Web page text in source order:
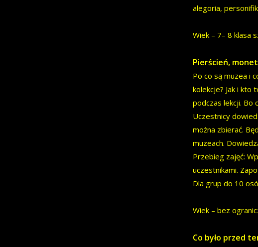
alegoria,
Wiek – 7– 8 klasa
Pierścień,
Po co są muzea i
kolekcje? Jak i kto
podczas lekcji. Bo
Uczestnicy
można zbierać.
muzeach.
Przebieg zajęć:
uczestnikami.
Dla grup do 10
Wiek – bez
Co było przed